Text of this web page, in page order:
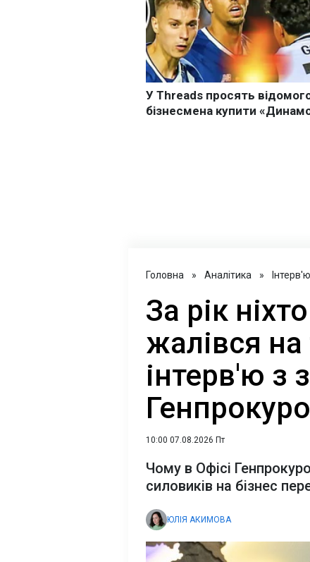
Головна » Аналітика » Інтерв'ю
За рік
жалівся на
інтерв'ю з
10:00 07.08.2026 Пт
Чому в Офісі
силовиків на бізнес
ЮЛІЯ АКИМОВА